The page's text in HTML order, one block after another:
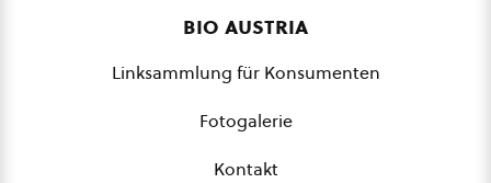
bio austria
Linksammlung für Konsumenten
Fotogalerie
Kontakt